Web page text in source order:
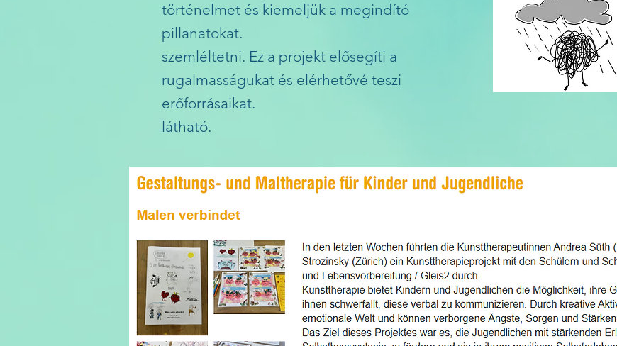
történelmet és kiemeljük a megindító
pillanatokat.
szemléltetni. Ez a projekt elősegíti a
rugalmasságukat és elérhetővé teszi
erőforrásaikat.
látható.